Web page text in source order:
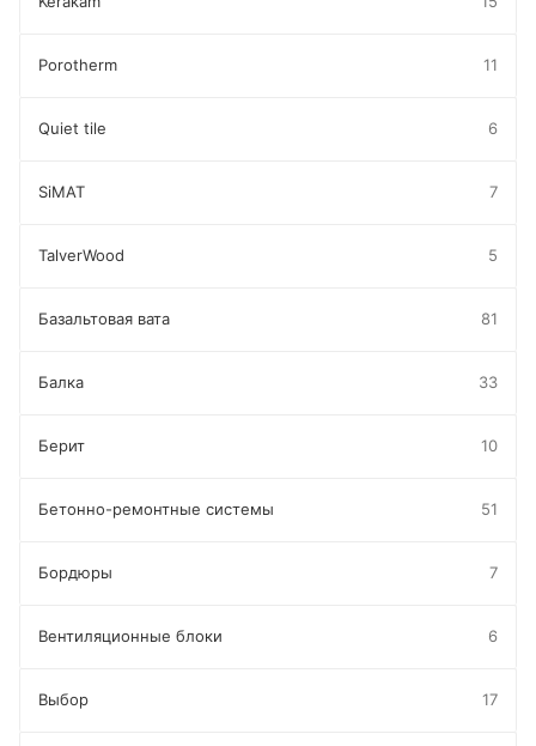
Porotherm 11
Quiet tile 6
SiMAT 7
TalverWood 5
Базальтовая вата 81
Балка 33
Берит 10
Бетонно-ремонтные системы 51
Бордюры 7
Вентиляционные блоки 6
Выбор 17